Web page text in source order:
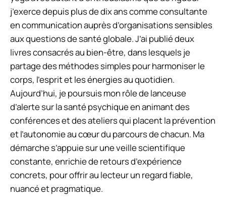
j’exerce depuis plus de dix ans comme consultante
en communication auprès d’organisations sensibles
aux questions de santé globale. J’ai publié deux
livres consacrés au bien-être, dans lesquels je
partage des méthodes simples pour harmoniser le
corps, l’esprit et les énergies au quotidien.
Aujourd’hui, je poursuis mon rôle de lanceuse
d’alerte sur la santé psychique en animant des
conférences et des ateliers qui placent la prévention
et l’autonomie au cœur du parcours de chacun. Ma
démarche s’appuie sur une veille scientifique
constante, enrichie de retours d’expérience
concrets, pour offrir au lecteur un regard fiable,
nuancé et pragmatique.